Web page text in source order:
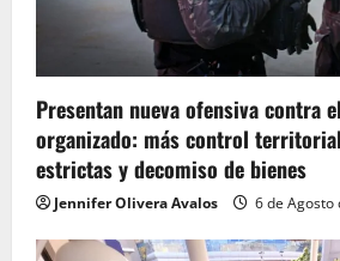
Presentan nueva ofensiva contra
organizado: más control
estrictas y decomiso de bienes
Jennifer Olivera Avalos 6 de Agosto